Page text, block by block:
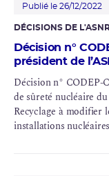
Publié le 26/12/2022
DÉCISIONS DE
Décision n°
président de
Décision n° CODEP-
de sûreté nucléaire
Recyclage à modifier
installations